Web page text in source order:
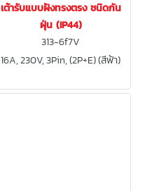
เต้ารับแบบฝังทรงตรง ชนิดกัน
ฝุ่น (IP44)
313-6f7V
16A, 230V, 3Pin, (2P+E) (สีฟ้า)